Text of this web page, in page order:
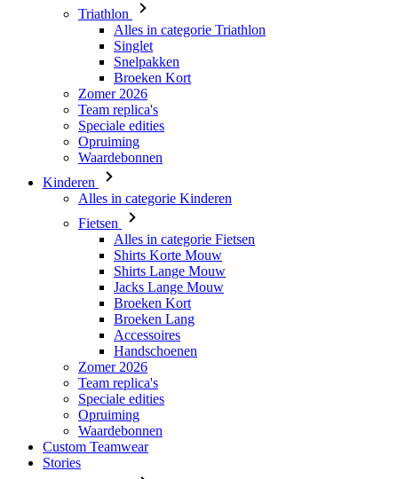
Triathlon
Alles in categorie Triathlon
Singlet
Snelpakken
Broeken Kort
Zomer 2026
Team replica's
Speciale edities
Opruiming
Waardebonnen
Kinderen
Alles in categorie Kinderen
Fietsen
Alles in categorie Fietsen
Shirts Korte Mouw
Shirts Lange Mouw
Jacks Lange Mouw
Broeken Kort
Broeken Lang
Accessoires
Handschoenen
Zomer 2026
Team replica's
Speciale edities
Opruiming
Waardebonnen
Custom Teamwear
Stories